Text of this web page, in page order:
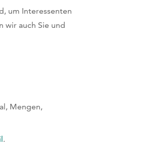
um Interessenten
wir auch Sie und
Mengen,
.